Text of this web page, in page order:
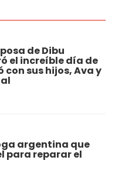
de Dibu
el increíble día de
con sus hijos, Ava y
argentina que
para reparar el